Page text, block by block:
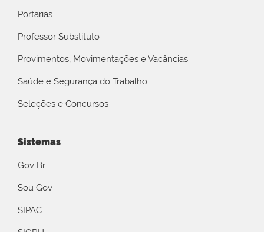
Portarias
Professor Substituto
Provimentos, Movimentações e Vacâncias
Saúde e Segurança do Trabalho
Seleções e Concursos
Sistemas
Gov Br
Sou Gov
SIPAC